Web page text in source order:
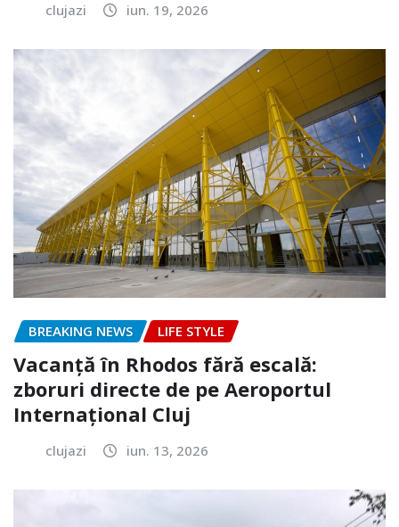
clujazi iun. 19, 2026
BREAKING NEWS LIFE STYLE
Vacanță în Rhodos fără escală:
zboruri directe de pe Aeroportul
Internațional Cluj
clujazi iun. 13, 2026